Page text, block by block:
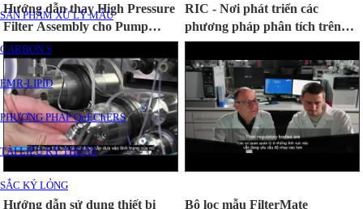
SẢN PHẨM XỬ LÝ MẪU
CARBON S
EMR-LIPID
PHƯƠNG PHÁP QuEChERS
TÀI LIỆU KỸ THUẬT
SẮC KÝ LỎNG
Hướng dẫn thay High Pressure
Filter Assembly cho Pump
G4220x của máy Agilent 1290
RIC - Nơi phát triển các
phương pháp phân tích trên
cột GC của Agilent
Hướng dẫn sử dụng thiết bị
Bộ lọc mẫu FilterMate